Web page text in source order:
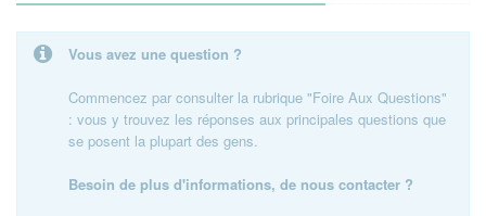
Vous avez une question ?
Commencez par consulter la rubrique "Foire Aux Questions"
: vous y trouvez les réponses aux principales questions que
se posent la plupart des gens.
Besoin de plus d'informations, de nous contacter ?